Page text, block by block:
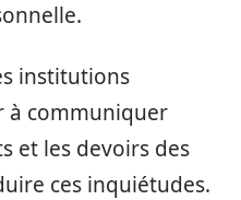
institutions
à communiquer
et les devoirs des
ces inquiétudes.